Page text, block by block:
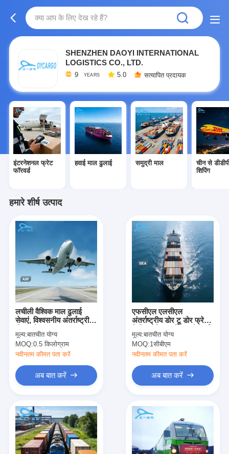
SHENZHEN DAOYI INTERNATIONAL
LOGISTICS CO., LTD.
9 YEARS 5.0 सत्यापित प्रदायक
इंटरनेशनल फ्रेट
फॉरवर्ड
हवाई माल ढुलाई समुद्री माल
चीन से
शिपिंग
हमारे शीर्ष उत्पाद
लचीली वैश्विक माल ढुलाई
सेवाएं, विश्वसनीय अंतर्राष्ट्रीय
मूल्य:बातचीत योग्य
MOQ:0.5 किलोग्राम
नवीनतम कीमत पता करें
अब बात करें
एफसीएल एलसीएल
अंतर्राष्ट्रीय डोर टू डोर फ्रेट
शिपिंग कंटेनर परिवहन मेलबर्न
20gp 40gp 40hq
मूल्य:बातचीत योग्य
MOQ:1सीबीएम
नवीनतम कीमत पता करें
अब बात करें